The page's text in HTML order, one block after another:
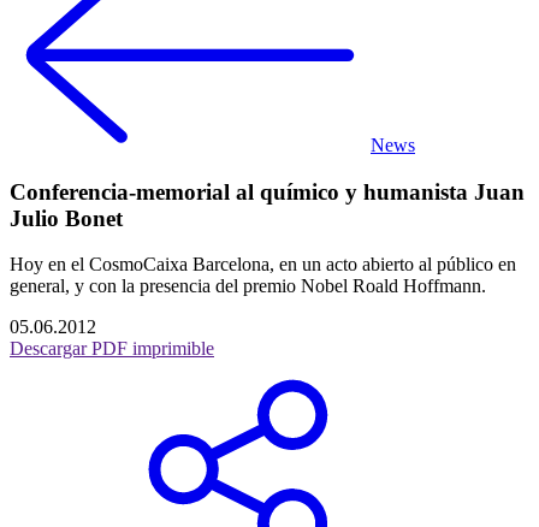
News
Conferencia-memorial al químico y humanista Juan
Julio Bonet
Hoy en el CosmoCaixa Barcelona, en un acto abierto al público en
general, y con la presencia del premio Nobel Roald Hoffmann.
05.06.2012
Descargar PDF imprimible